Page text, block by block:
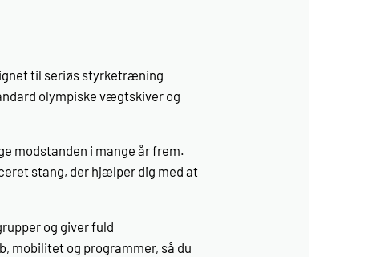
til seriøs styrketræning
olympiske vægtskiver og
modstanden i mange år frem.
stang, der hjælper dig med at
og giver fuld
mobilitet og programmer, så du